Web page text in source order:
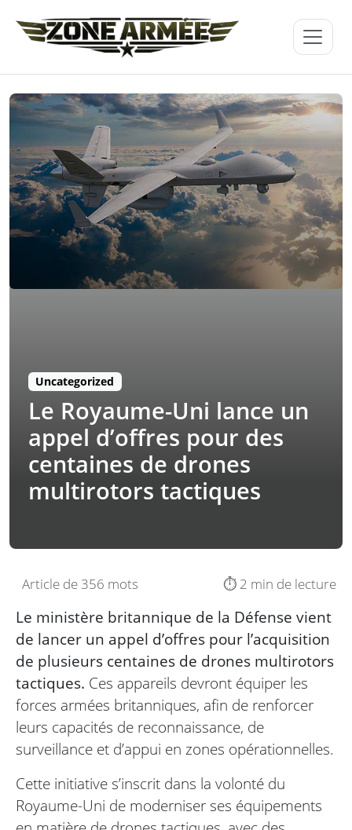
Uncategorized
Le Royaume-Uni lance un
appel d’offres pour des
centaines de drones
multirotors tactiques
Article de 356 mots ⏱️ 2 min de lecture
Le ministère britannique de la Défense vient
de lancer un appel d’offres pour l’acquisition
de plusieurs centaines de drones multirotors
tactiques. Ces appareils devront équiper les
forces armées britanniques, afin de renforcer
leurs capacités de reconnaissance, de
surveillance et d’appui en zones opérationnelles.
Cette initiative s’inscrit dans la volonté du
Royaume-Uni de moderniser ses équipements